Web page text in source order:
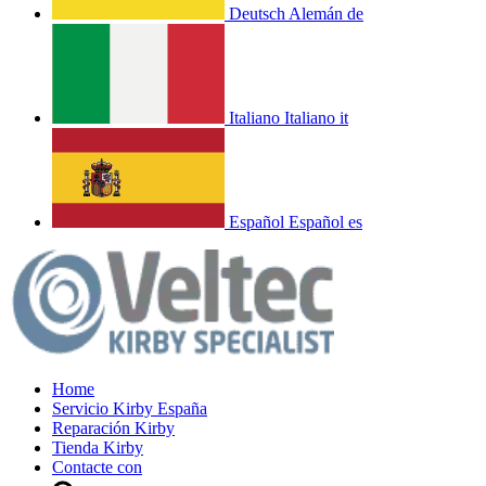
Deutsch Alemán de
Italiano Italiano it
Español Español es
Home
Servicio Kirby España
Reparación Kirby
Tienda Kirby
Contacte con